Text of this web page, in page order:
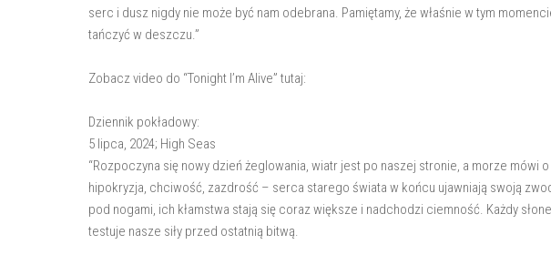
serc i dusz nigdy nie może być nam odebrana. Pamiętamy, że właśnie w tym
tańczyć w deszczu.”
Zobacz video do “Tonight I’m Alive” tutaj:
Dziennik pokładowy:
5 lipca, 2024; High Seas
“Rozpoczyna się nowy dzień żeglowania, wiatr jest po naszej stronie, a morze
hipokryzja, chciwość, zazdrość – serca starego świata w końcu ujawniają swoją
pod nogami, ich kłamstwa stają się coraz większe i nadchodzi ciemność. Każdy
testuje nasze siły przed ostatnią bitwą.